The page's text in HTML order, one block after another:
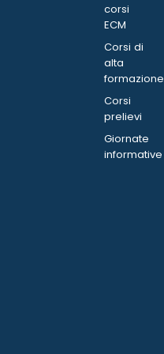
corsi
ECM
Corsi di
alta
formazione
Corsi
prelievi
Giornate
informative